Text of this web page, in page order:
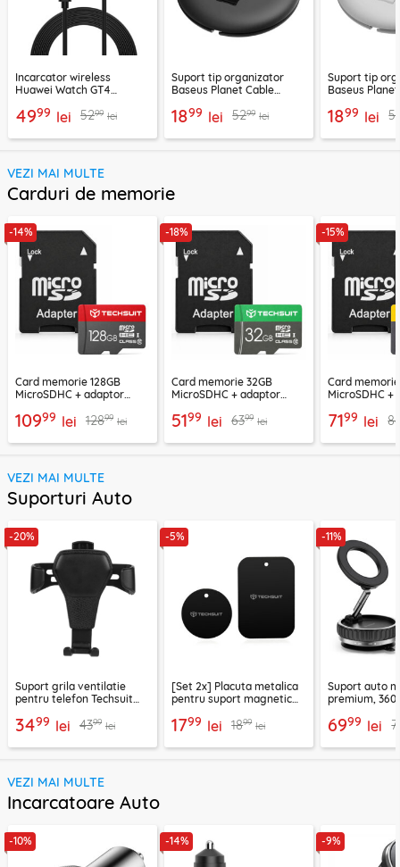
Incarcator wireless
Huawei Watch GT4
cablu Techsuit THC2
4999 lei 5299 lei
Suport tip organizator
Baseus Planet Cable
1899 lei 5299 lei
Suport tip
Baseus
1899 lei
VEZI MAI MULTE
Carduri de memorie
-14%
Card memorie 128GB
MicroSDHC + adaptor
10999 lei 12899 lei
-18%
Card memorie 32GB
MicroSDHC + adaptor
5199 lei 6399 lei
-15%
Card
MicroSDHC +
7199 lei
VEZI MAI MULTE
Suporturi Auto
-20%
Suport grila ventilatie
pentru telefon Techsuit
3499 lei 4399 lei
-5%
[Set 2x] Placuta metalica
pentru suport magnetic
negru
1799 lei 1899 lei
-11%
Suport auto
premium,
6999 lei
VEZI MAI MULTE
Incarcatoare Auto
-10% -14% -9%